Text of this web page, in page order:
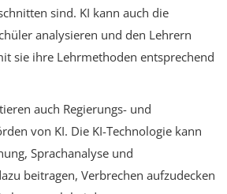
sind. KI kann auch die
analysieren und den Lehrern
sie ihre Lehrmethoden entsprechend
auch Regierungs- und
von KI. Die KI-Technologie kann
Sprachanalyse und
beitragen, Verbrechen aufzudecken